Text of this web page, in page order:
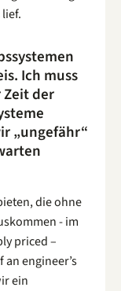
Ich muss
der
„ungefähr“
die ohne
- im
priced –
engineer’s
ein